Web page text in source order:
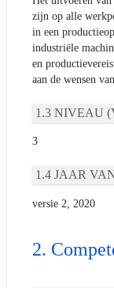
zijn op alle
in een
industriële
en
aan de wensen
NIVEAU
3
JAAR
versie 2, 2020